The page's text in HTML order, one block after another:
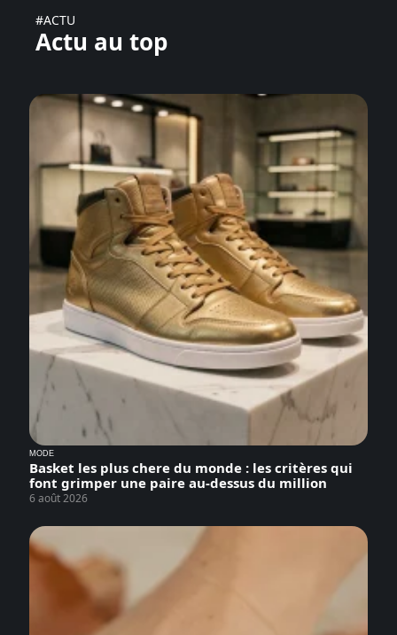
#ACTU
Actu au top
MODE
Basket les plus chere du monde : les critères qui
font grimper une paire au-dessus du million
6 août 2026